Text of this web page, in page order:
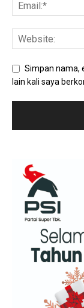
Simpan nama,
lain kali saya